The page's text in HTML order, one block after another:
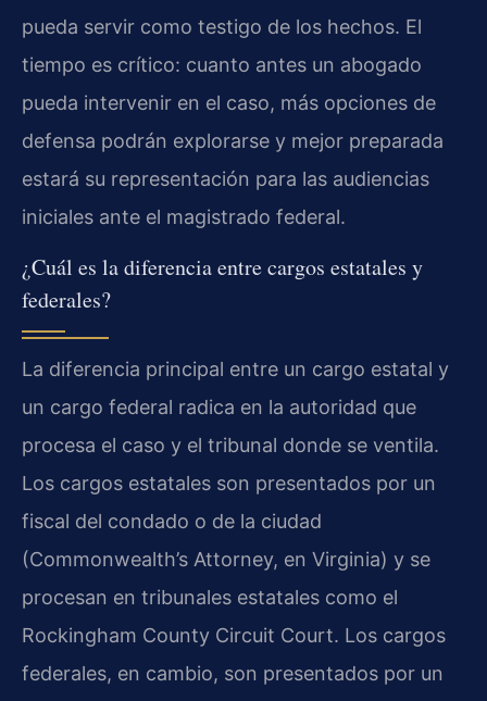
pueda servir como testigo de los hechos. El
tiempo es crítico: cuanto antes un abogado
pueda intervenir en el caso, más opciones de
defensa podrán explorarse y mejor preparada
estará su representación para las audiencias
iniciales ante el magistrado federal.
¿Cuál es la diferencia entre cargos estatales y
federales?
La diferencia principal entre un cargo estatal y
un cargo federal radica en la autoridad que
procesa el caso y el tribunal donde se ventila.
Los cargos estatales son presentados por un
fiscal del condado o de la ciudad
(Commonwealth’s Attorney, en Virginia) y se
procesan en tribunales estatales como el
Rockingham County Circuit Court. Los cargos
federales, en cambio, son presentados por un